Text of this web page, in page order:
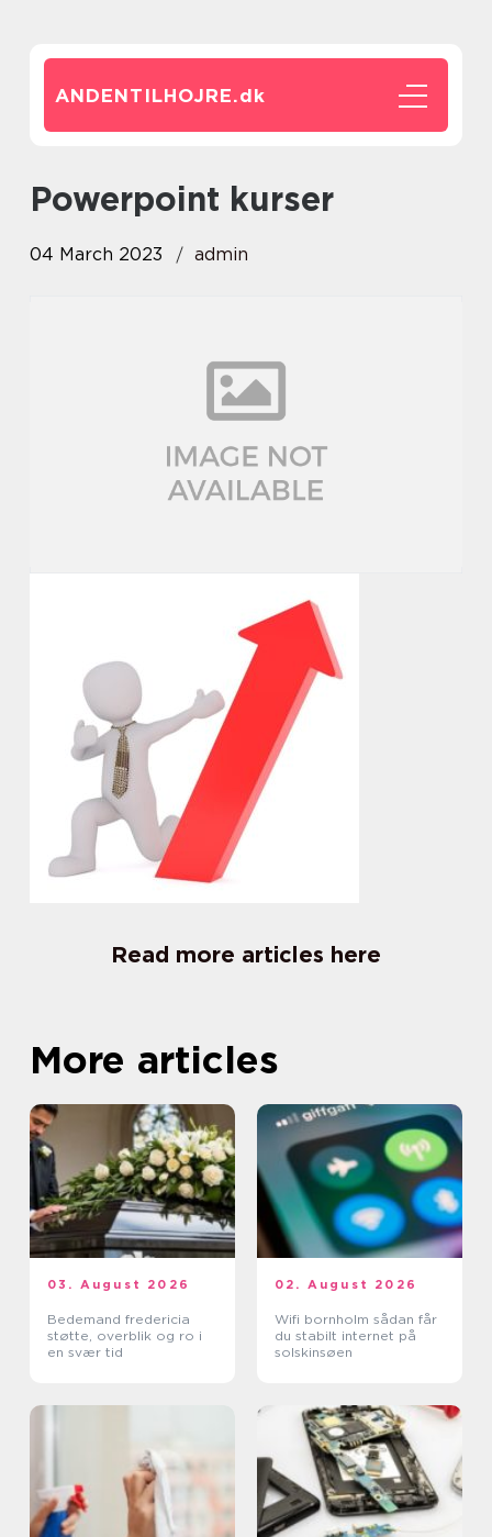
ANDENTILHOJRE.dk
powerpoint kurser
04 March 2023 admin
Read more articles here
More articles
03. August 2026
Bedemand fredericia
støtte, overblik og ro i
en svær tid
02. August 2026
Wifi bornholm sådan får
du stabilt internet på
solskinsøen